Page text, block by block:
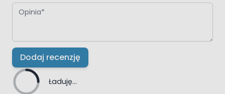
Opinia
Dodaj recenzję
Ładuję...